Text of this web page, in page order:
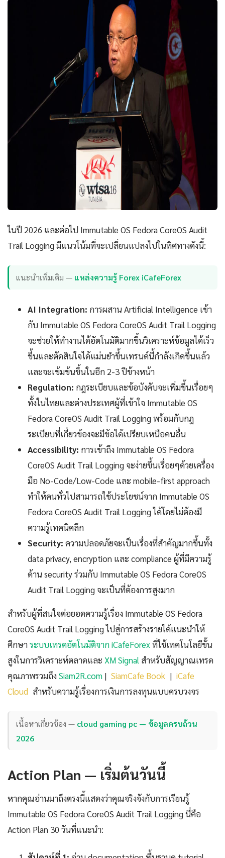
ในปี 2026 และต่อไป Immutable OS Fedora CoreOS Audit
Trail Logging มีแนวโน้มที่จะเปลี่ยนแปลงไปในทิศทางดังนี้:
แนะนำเพิ่มเติม — แหล่งความรู้ Forex iCafeForex
AI Integration: การผสาน Artificial Intelligence เข้า
กับ Immutable OS Fedora CoreOS Audit Trail Logging
จะช่วยให้ทำงานได้อัตโนมัติมากขึ้นวิเคราะห์ข้อมูลได้เร็ว
ขึ้นและตัดสินใจได้แม่นยำขึ้นเทรนด์นี้กำลังเกิดขึ้นแล้ว
และจะเข้มข้นขึ้นในอีก 2-3 ปีข้างหน้า
Regulation: กฎระเบียบและข้อบังคับจะเพิ่มขึ้นเรื่อยๆ
ทั้งในไทยและต่างประเทศผู้ที่เข้าใจ Immutable OS
Fedora CoreOS Audit Trail Logging พร้อมกับกฎ
ระเบียบที่เกี่ยวข้องจะมีข้อได้เปรียบเหนือคนอื่น
Accessibility: การเข้าถึง Immutable OS Fedora
CoreOS Audit Trail Logging จะง่ายขึ้นเรื่อยๆด้วยเครื่อง
มือ No-Code/Low-Code และ mobile-first approach
ทำให้คนทั่วไปสามารถใช้ประโยชน์จาก Immutable OS
Fedora CoreOS Audit Trail Logging ได้โดยไม่ต้องมี
ความรู้เทคนิคลึก
Security: ความปลอดภัยจะเป็นเรื่องที่สำคัญมากขึ้นทั้ง
data privacy, encryption และ compliance ผู้ที่มีความรู้
ด้าน security ร่วมกับ Immutable OS Fedora CoreOS
Audit Trail Logging จะเป็นที่ต้องการสูงมาก
สำหรับผู้ที่สนใจต่อยอดความรู้เรื่อง Immutable OS Fedora
CoreOS Audit Trail Logging ไปสู่การสร้างรายได้แนะนำให้
ศึกษาระบบเทรดอัตโนมัติจาก iCafeForex ที่ใช้เทคโนโลยีขั้น
สูงในการวิเคราะห์ตลาดและ XM Signal สำหรับสัญญาณเทรด
คุณภาพรวมถึงSiam2R.com | SiamCafe Book | iCafe
Cloud สำหรับความรู้เรื่องการเงินการลงทุนแบบครบวงจร
เนื้อหาเกี่ยวข้อง — cloud gaming pc — ข้อมูลครบถ้วน
2026
Action Plan — เริ่มต้นวันนี้
หากคุณอ่านมาถึงตรงนี้แสดงว่าคุณจริงจังกับการเรียนรู้
Immutable OS Fedora CoreOS Audit Trail Logging นี่คือ
Action Plan 30 วันที่แนะนำ: